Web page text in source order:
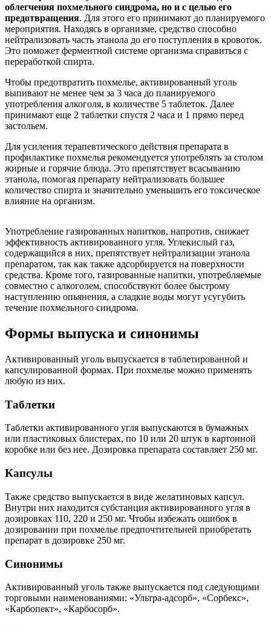
облегчения похмельного синдрома, но и с целью его
предотвращения. Для этого его принимают до планируемого
мероприятия. Находясь в организме, средство способно
нейтрализовать часть этанола до его поступления в кровоток.
Это поможет ферментной системе организма справиться с
переработкой спирта.
Чтобы предотвратить похмелье, активированный уголь
выпивают не менее чем за 3 часа до планируемого
употребления алкоголя, в количестве 5 таблеток. Далее
принимают еще 2 таблетки спустя 2 часа и 1 прямо перед
застольем.
Для усиления терапевтического действия препарата в
профилактике похмелья рекомендуется употреблять за столом
жирные и горячие блюда. Это препятствует всасыванию
этанола, помогая препарату нейтрализовать большее
количество спирта и значительно уменьшить его токсическое
влияние на организм.
Употребление газированных напитков, напротив, снижает
эффективность активированного угля. Углекислый газ,
содержащийся в них, препятствует нейтрализации этанола
препаратом, так как также адсорбируется на поверхности
средства. Кроме того, газированные напитки, употребляемые
совместно с алкоголем, способствуют более быстрому
наступлению опьянения, а сладкие воды могут усугубить
течение похмельного синдрома.
Формы выпуска и синонимы
Активированный уголь выпускается в таблетированной и
капсулированной формах. При похмелье можно применять
любую из них.
Таблетки
Таблетки активированного угля выпускаются в бумажных
или пластиковых блистерах, по 10 или 20 штук в картонной
коробке или без нее. Дозировка препарата составляет 250 мг.
Капсулы
Также средство выпускается в виде желатиновых капсул.
Внутри них находится субстанция активированного угля в
дозировках 110, 220 и 250 мг. Чтобы избежать ошибок в
дозировании при похмелье предпочтительней приобретать
препарат в дозировке 250 мг.
Синонимы
Активированный уголь также выпускается под следующими
торговыми наименованиями: «Ультра-адсорб», «Сорбекс»,
«Карбопект», «Карбосорб».